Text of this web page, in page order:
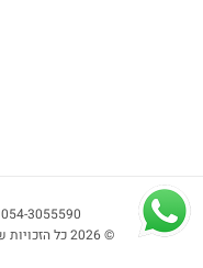
054-3055590 |
©2026 כל הזכויות שמורות לדגנית רוזנר |